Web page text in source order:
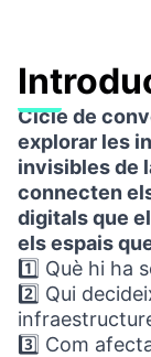
Cicle de
explorar les
invisibles de
connecten
digitals que
els espais
1️⃣ Què hi ha
2️⃣ Qui
3️⃣ Com